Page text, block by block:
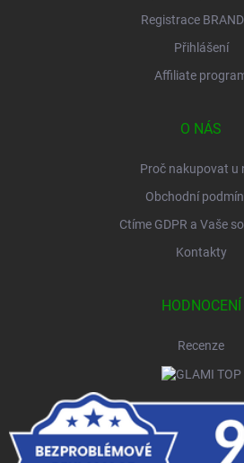
Registrace
Přihlášení
Affiliate
O NÁS
Proč nakupovat u
Obchodní
Ctíme GDPR a Vaše
Kontakty
HODNOCENÍ
Recenze